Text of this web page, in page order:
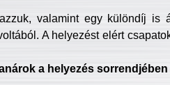
valamint egy különdíj is
A helyezést elért
a helyezés